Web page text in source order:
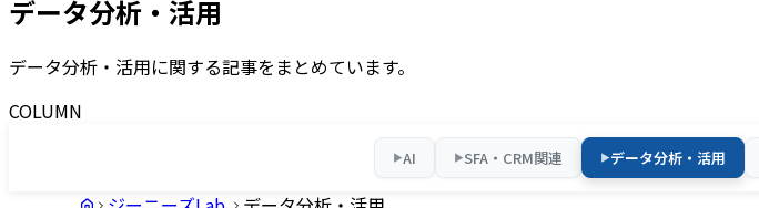
データ分析・活用
データ分析・活用に関する記事をまとめています。
COLUMN
▶AI ▶SFA・CRM関連 ▶データ分析・活用